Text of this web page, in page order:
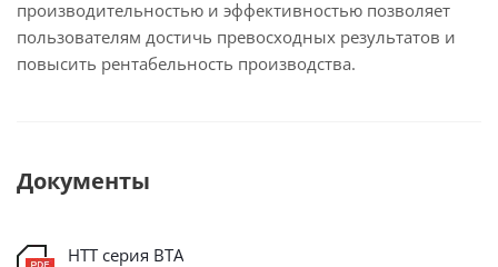
производительностью и эффективностью позволяет
пользователям достичь превосходных результатов и
повысить рентабельность производства.
Документы
HTT серия ВТА